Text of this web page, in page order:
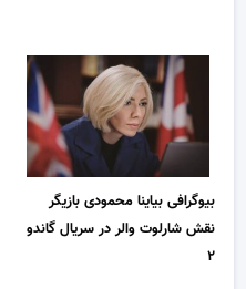
بیوگرافی بیاینا محمودی بازیگر
نقش شارلوت والر در سریال گاندو
۲